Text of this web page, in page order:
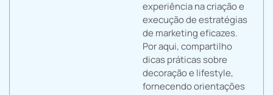
experiência na criação e
execução de estratégias
de marketing eficazes.
Por aqui, compartilho
dicas práticas sobre
decoração e lifestyle,
fornecendo orientações